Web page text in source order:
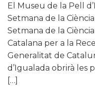
El Museu de la Pell
Setmana de la
Setmana de la
Catalana per a la
Generalitat de
d’Igualada obrirà les
[…]